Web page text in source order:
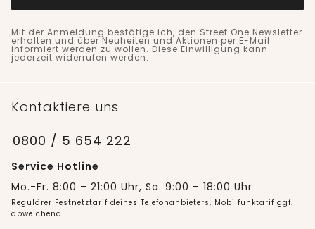
Mit der Anmeldung bestätige ich, den Street One Newsletter
erhalten und über Neuheiten und Aktionen per E-Mail
informiert werden zu wollen. Diese Einwilligung kann
jederzeit widerrufen werden.
Kontaktiere uns
0800 / 5 654 222
Service Hotline
Mo.-Fr. 8:00 – 21:00 Uhr, Sa. 9:00 – 18:00 Uhr
Regulärer Festnetztarif deines Telefonanbieters, Mobilfunktarif ggf.
abweichend.